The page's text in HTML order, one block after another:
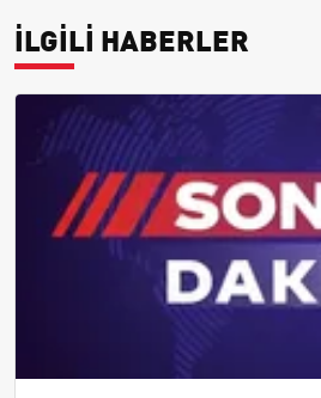
İLGİLİ HABERLER